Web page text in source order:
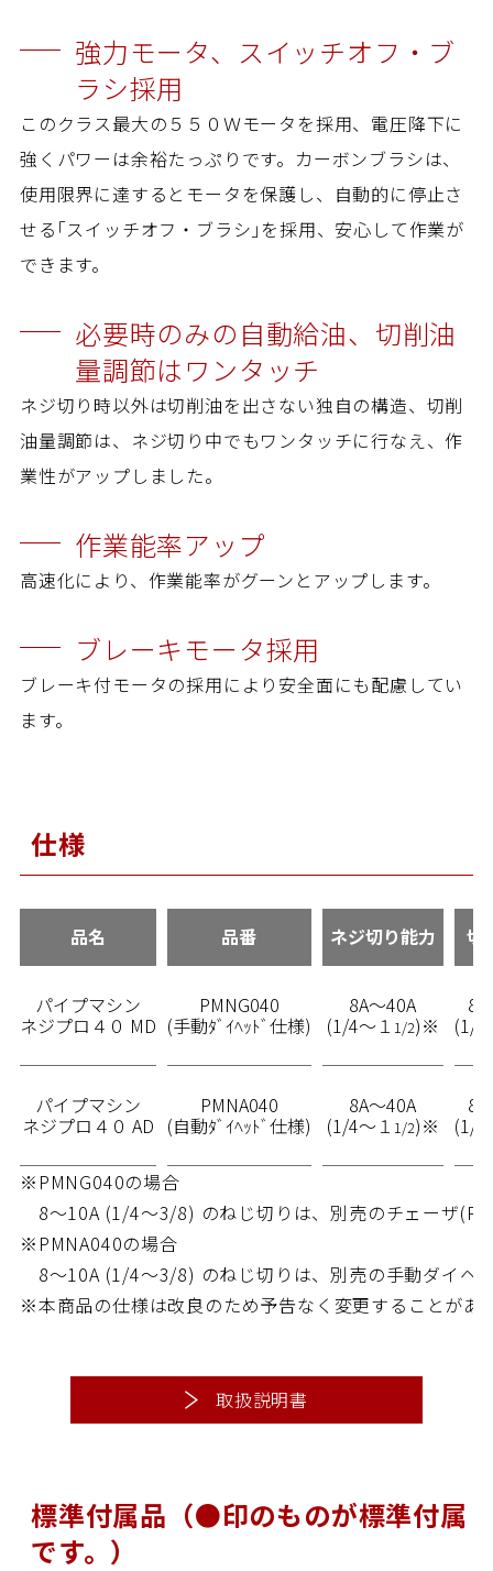
強力モータ、スイッチオフ・ブ
ラシ採用
このクラス最大の５５０Ｗモータを採用、電圧降下に
強くパワーは余裕たっぷりです。カーボンブラシは、
使用限界に達するとモータを保護し、自動的に停止さ
せる｢スイッチオフ・ブラシ｣を採用、安心して作業が
できます。
必要時のみの自動給油、切削油
量調節はワンタッチ
ネジ切り時以外は切削油を出さない独自の構造、切削
油量調節は、ネジ切り中でもワンタッチに行なえ、作
業性がアップしました。
作業能率アップ
高速化により、作業能率がグーンとアップします。
ブレーキモータ採用
ブレーキ付モータの採用により安全面にも配慮してい
ます。
仕様
品名 品番 ネジ切り能力 切
パイプマシン
ネジプロ４０ MD
PMNG040
(手動ﾀﾞｲﾍｯﾄﾞ仕様)
8A～40A
(1/4～１ 1/2)※ (1/4
パイプマシン
ネジプロ４０ AD
PMNA040
(自動ﾀﾞｲﾍｯﾄﾞ仕様)
8A～40A
(1/4～１ 1/2)※ (1/4
※PMNG040の場合
8～10A (1/4～3/8) のねじ切りは、別売のチェーザ
※PMNA040の場合
8～10A (1/4～3/8) のねじ切りは、別売の手動ダイヘ
※本商品の仕様は改良のため予告なく変更することがあ
取扱説明書
標準付属品（●印のものが標準付属
です。）
営業所
採用情報
お問い合わせ